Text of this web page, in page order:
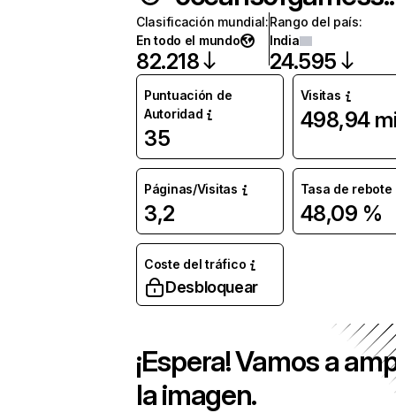
Clasificación mundial:
En todo el mundo
82.218
Rango del país:
India
24.595
Puntuación de
Autoridad
35
Visitas
498,94
Páginas/Visitas
3,2
Tasa de rebote
48,09 %
Coste del tráfico
Desbloquear
¡Espera! Vamos a
la imagen.